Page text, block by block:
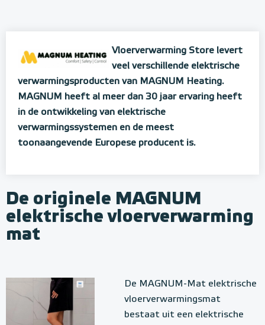
Vloerverwarming Store levert
veel verschillende elektrische
verwarmingsproducten van MAGNUM Heating.
MAGNUM heeft al meer dan 30 jaar ervaring heeft
in de ontwikkeling van elektrische
verwarmingssystemen en de meest
toonaangevende Europese producent is.
De originele MAGNUM
elektrische vloerverwarming
mat
De MAGNUM-Mat elektrische
vloerverwarmingsmat
bestaat uit een elektrische